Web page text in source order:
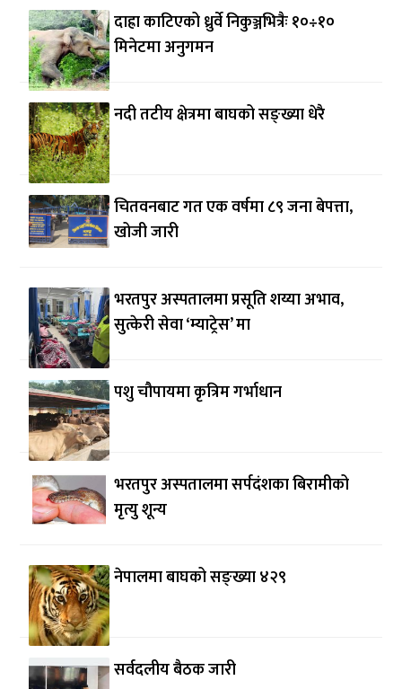
दाह्रा काटिएको ध्रुर्वे निकुञ्जभित्रैः १०÷१०
मिनेटमा अनुगमन
नदी तटीय क्षेत्रमा बाघको सङ्ख्या धेरै
चितवनबाट गत एक वर्षमा ८९ जना बेपत्ता,
खोजी जारी
भरतपुर अस्पतालमा प्रसूति शय्या अभाव,
सुत्केरी सेवा ‘म्याट्रेस’ मा
पशु चौपायमा कृत्रिम गर्भाधान
भरतपुर अस्पतालमा सर्पदंशका बिरामीको
मृत्यु शून्य
नेपालमा बाघको सङ्ख्या ४२९
सर्वदलीय बैठक जारी